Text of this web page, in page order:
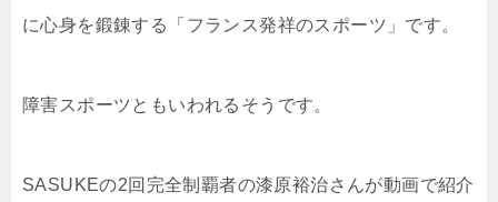
に心身を鍛錬する「フランス発祥のスポーツ」です。
障害スポーツともいわれるそうです。
SASUKEの2回完全制覇者の漆原裕治さんが動画で紹介